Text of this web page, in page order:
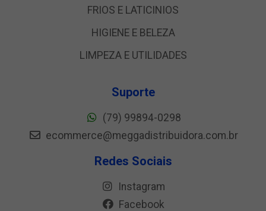
FRIOS E LATICINIOS
HIGIENE E BELEZA
LIMPEZA E UTILIDADES
Suporte
(79) 99894-0298
ecommerce@meggadistribuidora.com.br
Redes Sociais
Instagram
Facebook